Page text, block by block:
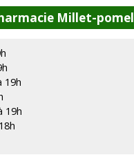
Millet-pomel
19h
19h